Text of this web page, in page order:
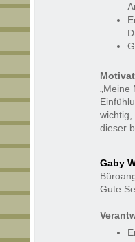
wichtig,
dieser
Gaby
Gute